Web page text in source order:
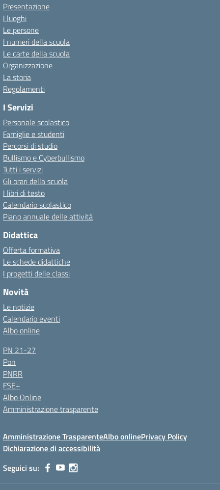
Presentazione
I luoghi
Le persone
I numeri della scuola
Le carte della scuola
Organizzazione
La storia
Regolamenti
I Servizi
Personale scolastico
Famiglie e studenti
Percorsi di studio
Bullismo e Cyberbullismo
Tutti i servizi
Gli orari della scuola
I libri di testo
Calendario scolastico
Piano annuale delle attività
Didattica
Offerta formativa
Le schede didattiche
I progetti delle classi
Novità
Le notizie
Calendario eventi
Albo online
PN 21-27
Pon
PNRR
FSE+
Albo Online
Amministrazione trasparente
Amministrazione TrasparenteAlbo onlinePrivacy Policy
Dichiarazione di accessibilità
Seguici su: